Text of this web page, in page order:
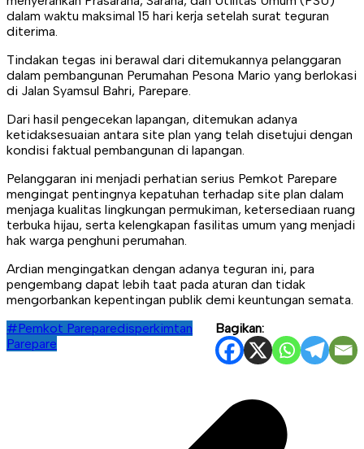
dalam waktu maksimal 15 hari kerja setelah surat teguran
diterima.
Tindakan tegas ini berawal dari ditemukannya pelanggaran
dalam pembangunan Perumahan Pesona Mario yang berlokasi
di Jalan Syamsul Bahri, Parepare.
Dari hasil pengecekan lapangan, ditemukan adanya
ketidaksesuaian antara site plan yang telah disetujui dengan
kondisi faktual pembangunan di lapangan.
Pelanggaran ini menjadi perhatian serius Pemkot Parepare
mengingat pentingnya kepatuhan terhadap site plan dalam
menjaga kualitas lingkungan permukiman, ketersediaan ruang
terbuka hijau, serta kelengkapan fasilitas umum yang menjadi
hak warga penghuni perumahan.
Ardian mengingatkan dengan adanya teguran ini, para
pengembang dapat lebih taat pada aturan dan tidak
mengorbankan kepentingan publik demi keuntungan semata.
Bagikan:
#Pemkot Pareparedisperkimtan
Parepare